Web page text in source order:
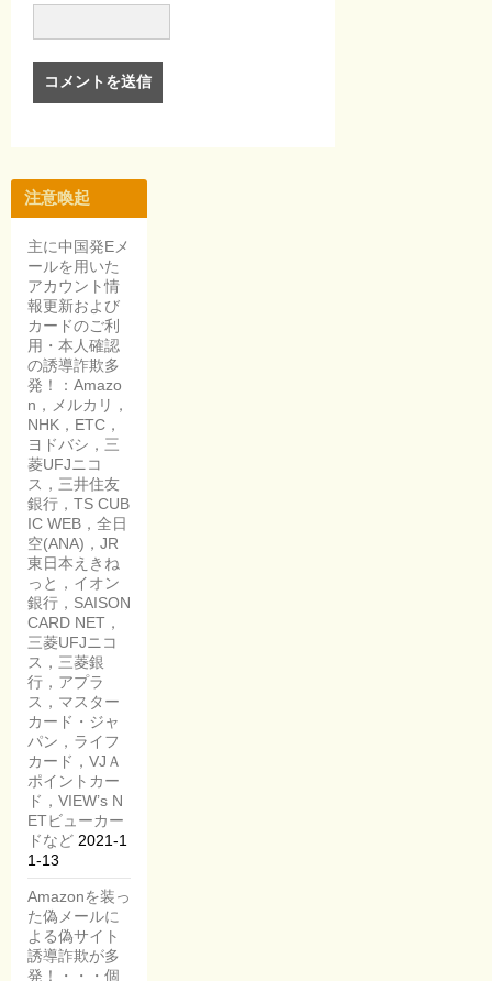
注意喚起
主に中国発Eメ
ールを用いた
アカウント情
報更新および
カードのご利
用・本人確認
の誘導詐欺多
発！：Amazo
n，メルカリ，
NHK，ETC，
ヨドバシ，三
菱UFJニコ
ス，三井住友
銀行，TS CUB
IC WEB，全日
空(ANA)，JR
東日本えきね
っと，イオン
銀行，SAISON
CARD NET，
三菱UFJニコ
ス，三菱銀
行，アプラ
ス，マスター
カード・ジャ
パン，ライフ
カード，VJＡ
ポイントカー
ド，VIEW’s N
ETビューカー
ドなど 2021-1
1-13
Amazonを装っ
た偽メールに
よる偽サイト
誘導詐欺が多
発！・・・個